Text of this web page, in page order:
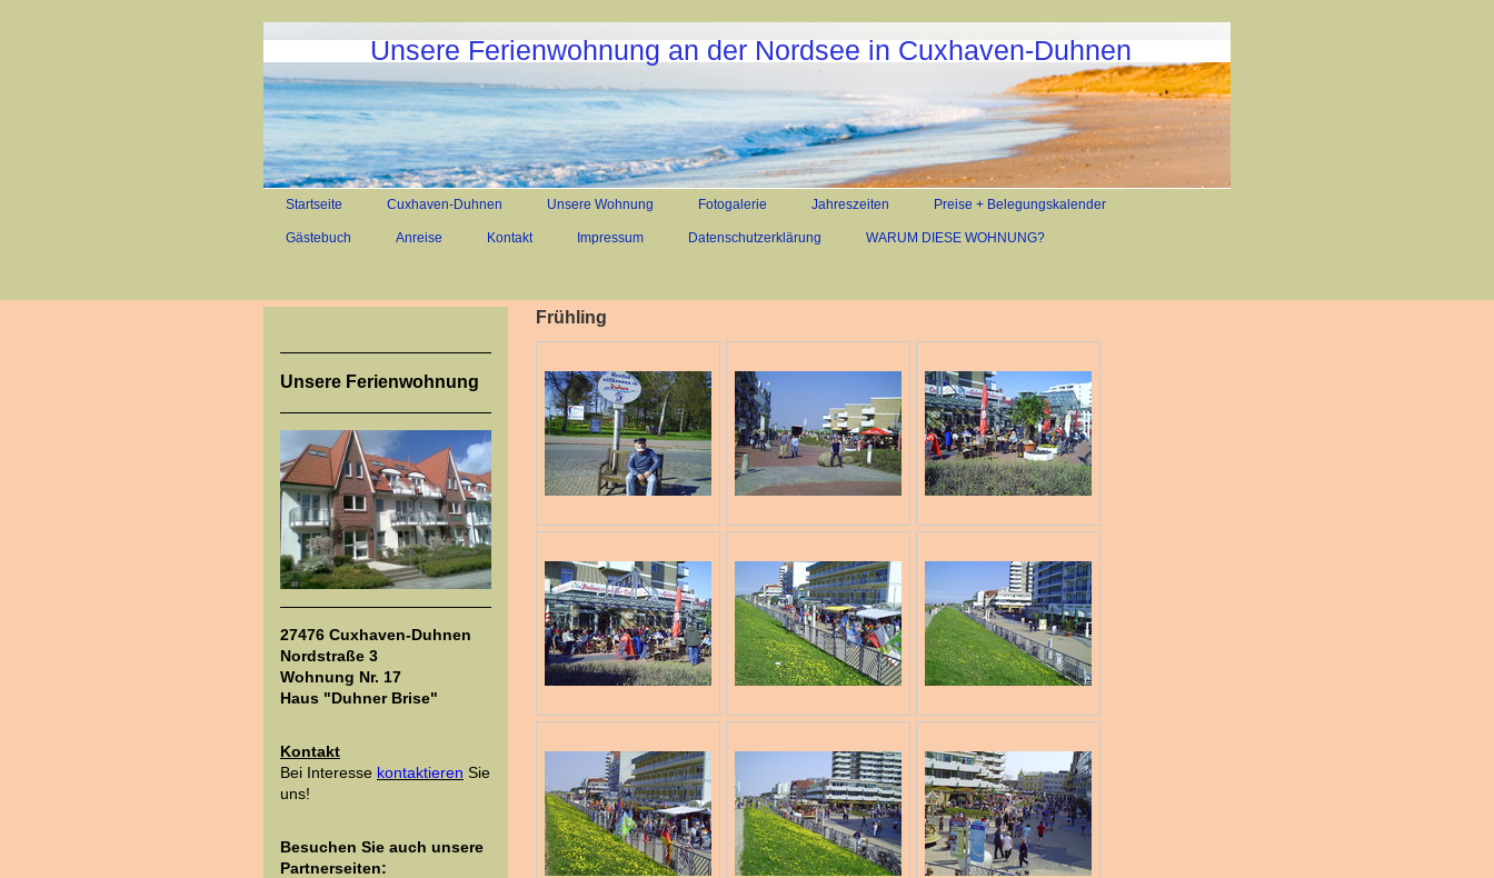
Unsere Ferienwohnung an der Nordsee in Cuxhaven-Duhnen
Startseite Cuxhaven-Duhnen Unsere Wohnung Fotogalerie Jahreszeiten Preise + Belegungskalender
Gästebuch Anreise Kontakt Impressum Datenschutzerklärung WARUM DIESE WOHNUNG?
Unsere Ferienwohnung
27476 Cuxhaven-Duhnen
Nordstraße 3
Wohnung Nr. 17
Haus "Duhner Brise"
Kontakt
Bei Interesse kontaktieren Sie
uns!
Besuchen Sie auch unsere
Partnerseiten:
Frühling